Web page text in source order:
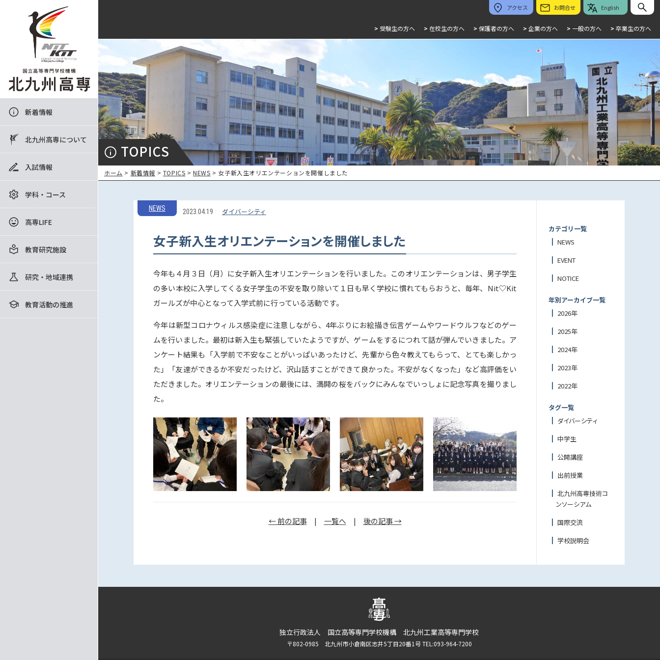
アクセス お問合せ English
> 受験生の方へ > 在校生の方へ > 保護者の方へ > 企業の方へ > 一般の方へ > 卒業生の方へ
新着情報
北九州高専について
入試情報
学科・コース
高専LIFE
教育研究施設
研究・地域連携
教育活動の推進
TOPICS
ホーム > 新着情報 > TOPICS >NEWS > 女子新入生オリエンテーションを開催しました
NEWS 2023.04.19 ダイバーシティ
女子新入生オリエンテーションを開催しました
今年も４月３日（月）に女子新入生オリエンテーションを行いました。このオリエンテーションは、男子学生
の多い本校に入学してくる女子学生の不安を取り除いて１日も早く学校に慣れてもらおうと、毎年、Nit♡Kit
ガールズが中心となって入学式前に行っている活動です。
今年は新型コロナウィルス感染症に注意しながら、4年ぶりにお絵描き伝言ゲームやワードウルフなどのゲー
ムを行いました。最初は新入生も緊張していたようですが、ゲームをするにつれて話が弾んでいきました。ア
ンケート結果も「入学前で不安なことがいっぱいあったけど、先輩から色々教えてもらって、とても楽しかっ
た」「友達ができるか不安だったけど、沢山話すことができて良かった。不安がなくなった」など高評価をい
ただきました。オリエンテーションの最後には、満開の桜をバックにみんなでいっしょに記念写真を撮りまし
た。
← 前の記事| 一覧へ | 後の記事 →
カテゴリ一覧
NEWS
EVENT
NOTICE
年別アーカイブ一覧
2026年
2025年
2024年
2023年
2022年
タグ一覧
ダイバーシティ
中学生
公開講座
出前授業
北九州高専技術コ
ンソーシアム
国際交流
学校説明会
独立行政法人 国立高等専門学校機構 北九州工業高等専門学校
〒802-0985 北九州市小倉南区志井5丁目20番1号 TEL:093-964-7200